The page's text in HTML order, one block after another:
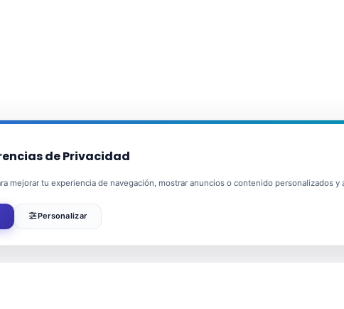
de Privacidad
mejorar tu experiencia de navegación, mostrar anuncios o contenido personalizados
Personalizar